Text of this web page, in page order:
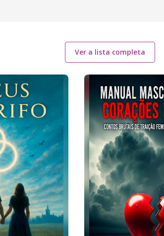
Ver a lista completa